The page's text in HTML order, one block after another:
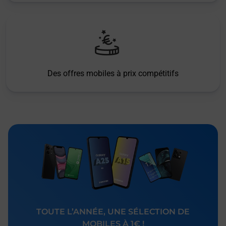
Des offres mobiles à prix compétitifs
TOUTE L’ANNÉE, UNE SÉLECTION DE
MOBILES À 1€ !